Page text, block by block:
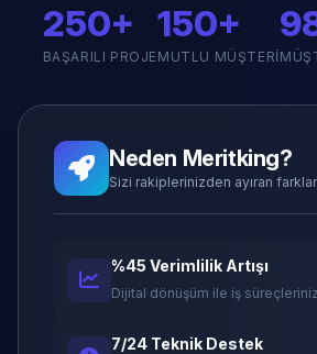
250+
BAŞARILI PROJE
150+
MUTLU MÜŞTERI
Neden Meritking?
Sizi rakiplerinizden ayıran farklar
%45 Verimlilik Artışı
Dijital dönüşüm ile iş
7/24 Teknik Destek